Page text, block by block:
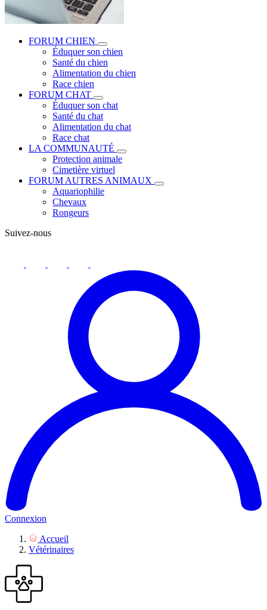
FORUM CHIEN
Éduquer son chien
Santé du chien
Alimentation du chien
Race chien
FORUM CHAT
Éduquer son chat
Santé du chat
Alimentation du chat
Race chat
LA COMMUNAUTÉ
Protection animale
Cimetière virtuel
FORUM AUTRES ANIMAUX
Aquariophilie
Chevaux
Rongeurs
Suivez-nous
Connexion
Accueil
Vétérinaires